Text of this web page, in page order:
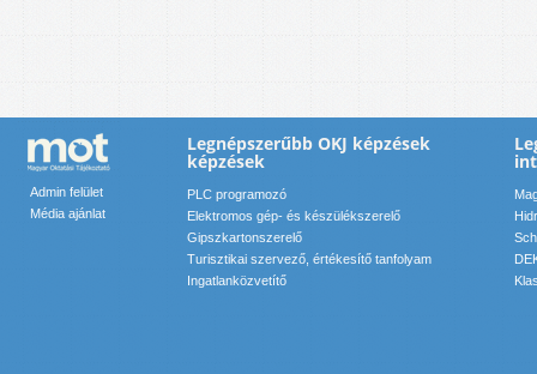
Admin felület
Média ajánlat
Legnépszerűbb OKJ képzések
képzések
PLC programozó
Elektromos gép- és készülékszerelő
Gipszkartonszerelő
Turisztikai szervező, értékesítő tanfolyam
Ingatlanközvetítő